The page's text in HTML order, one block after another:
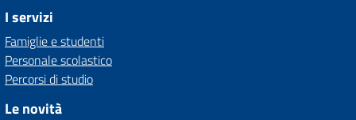
I servizi
Famiglie e studenti
Personale scolastico
Percorsi di studio
Le novità